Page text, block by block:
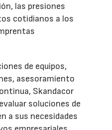
las presiones
cotidianos a los
de equipos,
asesoramiento
Skandacor
soluciones de
a sus necesidades